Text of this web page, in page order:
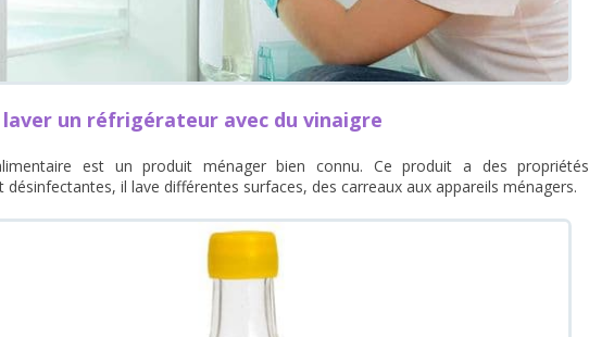
un réfrigérateur avec du vinaigre
est un produit ménager bien connu. Ce produit a des propriétés
il lave différentes surfaces, des carreaux aux appareils ménagers.